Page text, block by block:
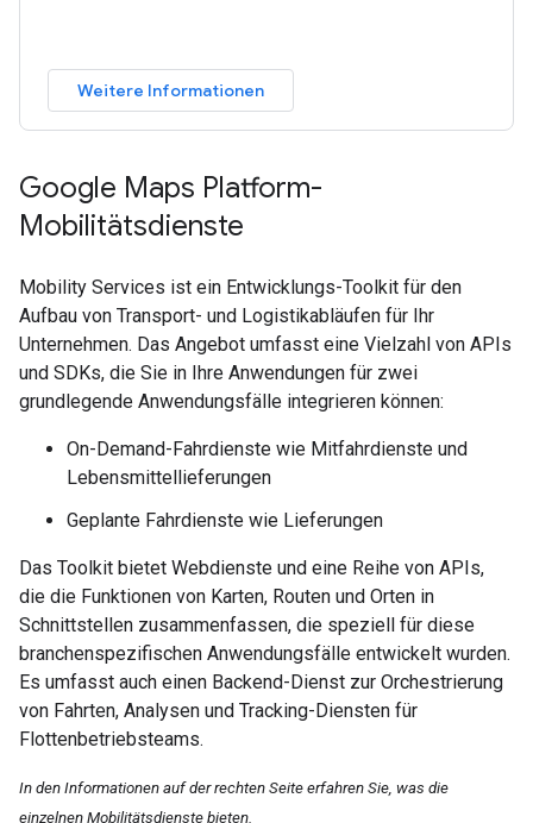
Weitere Informationen
Google Maps Platform-
Mobilitätsdienste
Mobility Services ist ein Entwicklungs-Toolkit für den
Aufbau von Transport- und Logistikabläufen für Ihr
Unternehmen. Das Angebot umfasst eine Vielzahl von APIs
und SDKs, die Sie in Ihre Anwendungen für zwei
grundlegende Anwendungsfälle integrieren können:
On-Demand-Fahrdienste wie Mitfahrdienste und
Lebensmittellieferungen
Geplante Fahrdienste wie Lieferungen
Das Toolkit bietet Webdienste und eine Reihe von APIs,
die die Funktionen von Karten, Routen und Orten in
Schnittstellen zusammenfassen, die speziell für diese
branchenspezifischen Anwendungsfälle entwickelt wurden.
Es umfasst auch einen Backend-Dienst zur Orchestrierung
von Fahrten, Analysen und Tracking-Diensten für
Flottenbetriebsteams.
In den Informationen auf der rechten Seite erfahren Sie, was die
einzelnen Mobilitätsdienste bieten.